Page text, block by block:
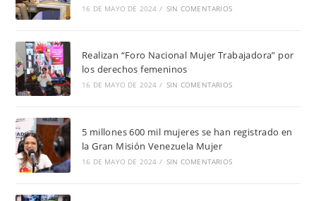
16 DE MAYO DE 2024 / SIN COMENTARIOS
Realizan “Foro Nacional Mujer Trabajadora” por
los derechos femeninos
16 DE MAYO DE 2024 / SIN COMENTARIOS
5 millones 600 mil mujeres se han registrado en
la Gran Misión Venezuela Mujer
16 DE MAYO DE 2024 / SIN COMENTARIOS